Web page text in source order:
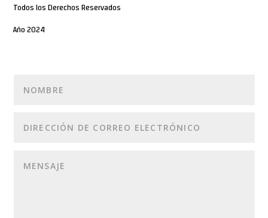
Todos los Derechos Reservados
Año 2024